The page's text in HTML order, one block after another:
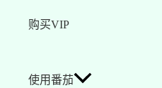
购买VIP
使用番茄